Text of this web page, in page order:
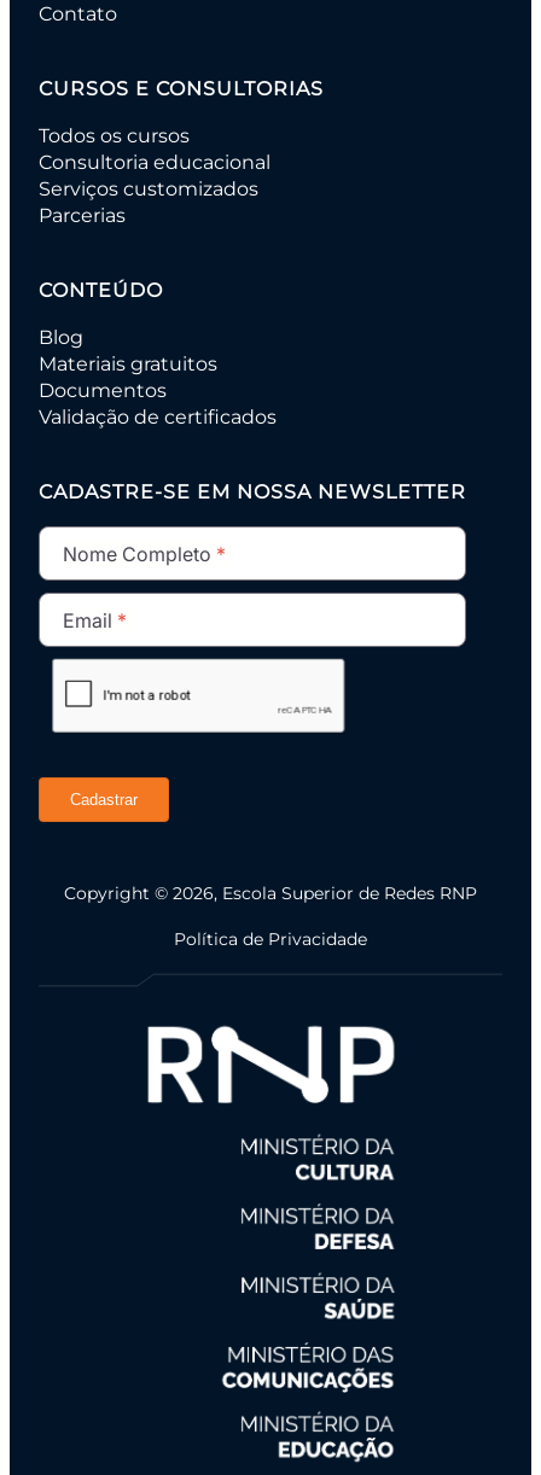
Contato
CURSOS E CONSULTORIAS
Todos os cursos
Consultoria educacional
Serviços customizados
Parcerias
CONTEÚDO
Blog
Materiais gratuitos
Documentos
Validação de certificados
CADASTRE-SE EM NOSSA NEWSLETTER
Nome Completo
Email
Cadastrar
Copyright © 2026, Escola Superior de Redes RNP
Política de Privacidade